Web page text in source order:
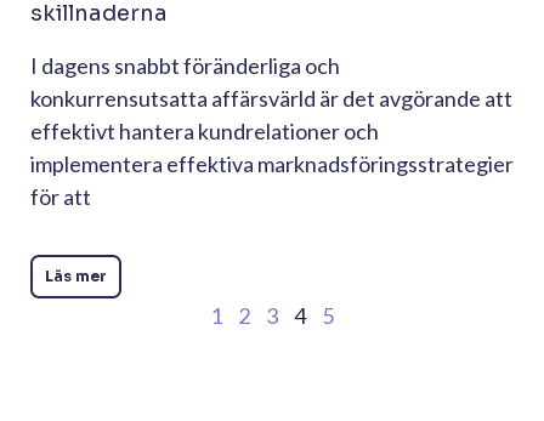
skillnaderna
I dagens snabbt föränderliga och
konkurrensutsatta affärsvärld är det avgörande att
effektivt hantera kundrelationer och
implementera effektiva marknadsföringsstrategier
för att
Läs mer
1 2 3 4 5